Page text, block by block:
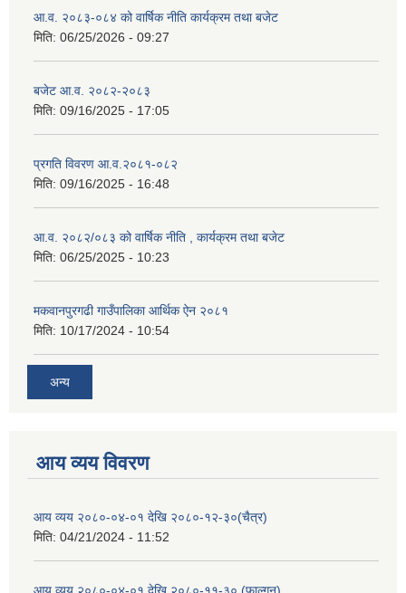
आ.व. २०८३-०८४ को वार्षिक नीति कार्यक्रम तथा बजेट
मिति: 06/25/2026 - 09:27
बजेट आ.व. २०८२-२०८३
मिति: 09/16/2025 - 17:05
प्रगति विवरण आ.व.२०८१-०८२
मिति: 09/16/2025 - 16:48
आ.व. २०८२/०८३ को वार्षिक नीति , कार्यक्रम तथा बजेट
मिति: 06/25/2025 - 10:23
मकवानपुरगढी गाउँपालिका आर्थिक ‌‌‌ऐन २०८१
मिति: 10/17/2024 - 10:54
अन्य
आय व्यय विवरण
आय व्यय २०८०-०४-०१ देखि २०८०-१२-३०(चैत्र)
मिति: 04/21/2024 - 11:52
आय व्यय २०८०-०४-०१ देखि २०८०-११-३० (फाल्गुन)